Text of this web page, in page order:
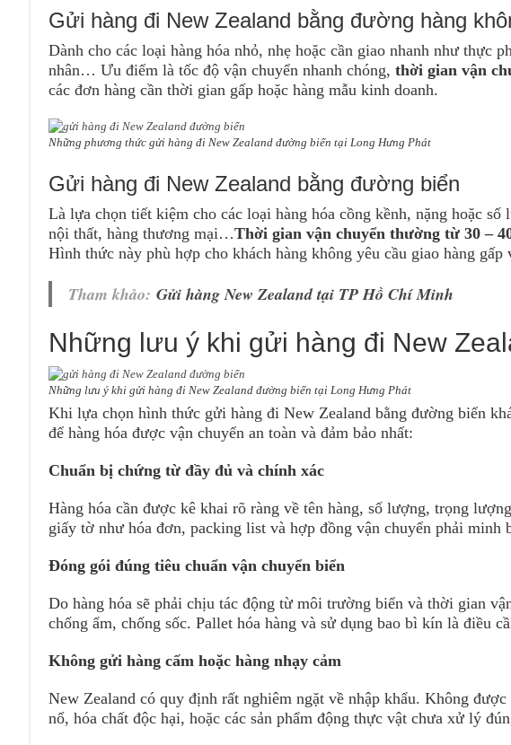
Gửi hàng đi New Zealand bằng đường hàng
Dành cho các loại hàng hóa nhỏ, nhẹ hoặc cần giao nhanh như thực
nhân… Ưu điểm là tốc độ vận chuyển nhanh chóng, thời gian vận
các đơn hàng cần thời gian gấp hoặc hàng mẫu kinh doanh.
Những phương thức gửi hàng đi New Zealand đường biển tại Long Hưng Phát
Gửi hàng đi New Zealand bằng đường biển
Là lựa chọn tiết kiệm cho các loại hàng hóa cồng kềnh, nặng hoặc
nội thất, hàng thương mại…Thời gian vận chuyển thường từ 30 –
Hình thức này phù hợp cho khách hàng không yêu cầu giao hàng
Tham khảo: Gửi hàng New Zealand tại TP Hồ Chí Minh
Những lưu ý khi gửi hàng đi New
Những lưu ý khi gửi hàng đi New Zealand đường biển tại Long Hưng Phát
Khi lựa chọn hình thức gửi hàng đi New Zealand bằng đường biển
để hàng hóa được vận chuyển an toàn và đảm bảo nhất:
Chuẩn bị chứng từ đầy đủ và chính xác
Hàng hóa cần được kê khai rõ ràng về tên hàng, số lượng, trọng
giấy tờ như hóa đơn, packing list và hợp đồng vận chuyển phải minh
Đóng gói đúng tiêu chuẩn vận chuyển biển
Do hàng hóa sẽ phải chịu tác động từ môi trường biển và thời gian
chống ẩm, chống sốc. Pallet hóa hàng và sử dụng bao bì kín là điều
Không gửi hàng cấm hoặc hàng nhạy cảm
New Zealand có quy định rất nghiêm ngặt về nhập khẩu. Không
nổ, hóa chất độc hại, hoặc các sản phẩm động thực vật chưa xử lý